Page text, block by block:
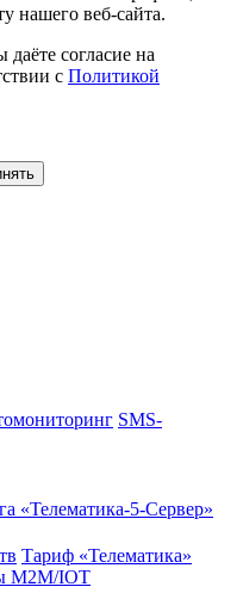
нашего веб-сайта.
согласие на
с Политикой
SMS-
«Телематика-5-Сервер»
Тариф «Телематика»
М2М/IOT